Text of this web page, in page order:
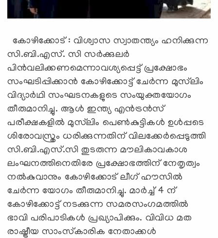
കോഴിക്കോട് : വിശ്വാസ സ്വാതന്ത്യം ഹനിക്കുന്ന
സി.ബി.എസ്. സി സര്‍ക്കുലര്‍
പിന്‍വലിക്കണമെന്നാവശ്യപ്പെട്ട് പ്രക്ഷോഭം
സംഘടിപ്പിക്കാന്‍ കോഴിക്കോട്ട് ചേര്‍ന്ന മുസ്‌ലിം
വിദ്യാര്‍ഥി സംഘടനകളുടെ സംയുക്തയോഗം
തീരുമാനിച്ചു. ആള്‍ ഇന്ത്യ എന്‍ട്രന്‍സ്
പരീക്ഷകളില്‍ മുസ്‌ലിം പെണ്‍കുട്ടികള്‍ ഉള്‍പ്പടെ
ശിരോവസ്ത്രം ധരിക്കുന്നതിന് വിലക്കേര്‍പ്പെടുത്തി
സി.ബി.എസ്.സി തുടരുന്ന മൗലികാവകാശ
ലംഘനത്തിനെതിരേ പ്രക്ഷോഭത്തിന് നേതൃത്വം
നല്‍കുവാനും കോഴിക്കോട് ലീഗ് ഹൗസില്‍
ചേര്‍ന്ന യോഗം തീരുമാനിച്ചു. മാര്‍ച്ച് 4 ന്
കോഴിക്കോട്ട് നടക്കുന്ന സമരസംഗമത്തില്‍
ഭാവി പരിപാടികള്‍ പ്രഖ്യാപിക്കും. വിവിധ മത
രാഷ്ട്രീയ സാംസ്‌കാരിക നേതാക്കള്‍